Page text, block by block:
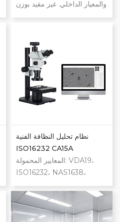
والمعيار الداخلي. غير مقيد بوزن
المنتج بحد أقصى للوزن 200
360 درجة عدم بقاء أي ملوثات
في أي زاوية. غير مقيد بحجم
المنتج وسهل التشغيل. نطاق
معدل التدفق قابل للتعديل على
نطاق واسع. توفير خدمات
مخصصة لتلبية جميع متطلبات
نظام تحليل النظافة الفنية
ISO16232 CA15A
المعايير المحمولة: VDA19،
ISO16232، NAS1638،
ISO4406 وغيرها من المعايير.
وقت التحليل: أقل من 3 دقائق.
حجم الجسيمات: ≥15 اممم دقة